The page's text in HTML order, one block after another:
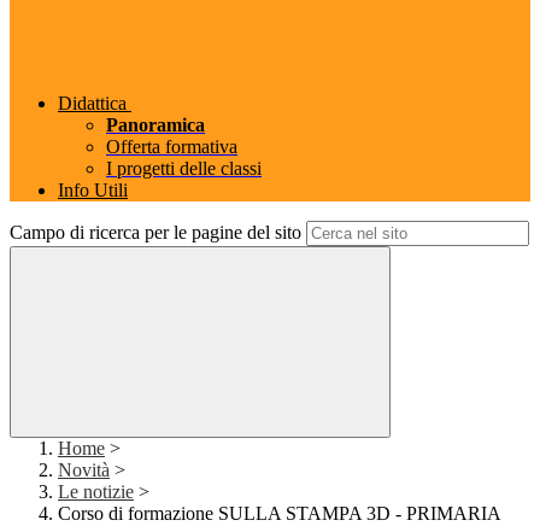
Didattica
Panoramica
Offerta formativa
I progetti delle classi
Info Utili
Campo di ricerca per le pagine del sito
Home >
Novità >
Le notizie >
Corso di formazione SULLA STAMPA 3D - PRIMARIA